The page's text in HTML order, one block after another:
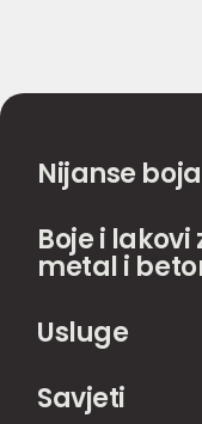
Nijanse
Boje i
metal i
Usluge
Savjeti